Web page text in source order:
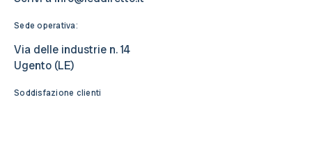
Sede operativa:
Via delle industrie n. 14
Ugento (LE)
Soddisfazione clienti